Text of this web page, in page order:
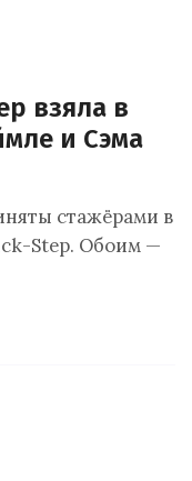
взяла в
и Сэма
стажёрами в
Step. Обоим —